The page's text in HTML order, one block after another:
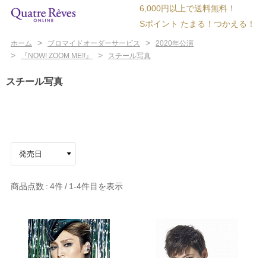
6,000円以上で送料無料！
Sポイント たまる！つかえる！
ホーム > ブロマイドオーダーサービス > 2020年公演
> 『NOW! ZOOM ME!!』 > スチール写真
スチール写真
商品点数 4件 1-4件目を表示